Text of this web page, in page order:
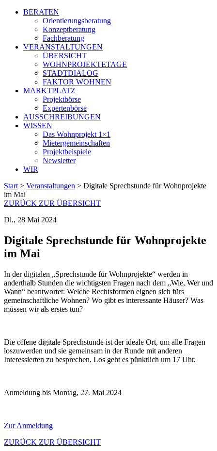
BERATEN
Orientierungsberatung
Konzeptberatung
Fachberatung
VERANSTALTUNGEN
ÜBERSICHT
WOHNPROJEKTETAGE
STADTDIALOG
FAKTOR WOHNEN
MARKTPLATZ
Projektbörse
Expertenbörse
AUSSCHREIBUNGEN
WISSEN
Das Wohnprojekt 1×1
Mietergemeinschaften
Projektbeispiele
Newsletter
WIR
Start > Veranstaltungen > Digitale Sprechstunde für Wohnprojekte
im Mai
ZURÜCK ZUR ÜBERSICHT
Di., 28 Mai 2024
Digitale Sprechstunde für Wohnprojekte
im Mai
In der digitalen „Sprechstunde für Wohnprojekte“ werden in
anderthalb Stunden die wichtigsten Fragen nach dem „Wie, Wer und
Wann“ beantwortet: Welche Rechtsformen eignen sich fürs
gemeinschaftliche Wohnen? Wo gibt es interessante Häuser? Was
müssen wir als erstes tun?
Die offene digitale Sprechstunde ist der ideale Ort, um alle Fragen
loszuwerden und sie gemeinsam in der Runde mit anderen
Interessierten zu besprechen. Los geht es pünktlich um 17 Uhr.
Anmeldung bis Montag, 27. Mai 2024
Zur Anmeldung
ZURÜCK ZUR ÜBERSICHT